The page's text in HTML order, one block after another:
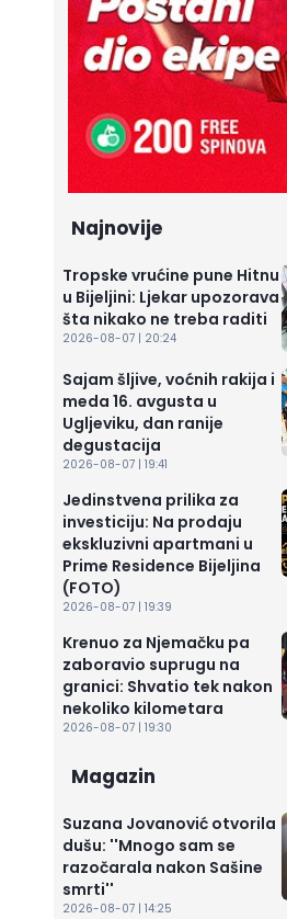
Najnovije
Tropske vrućine pune Hitnu
u Bijeljini: Ljekar upozorava
šta nikako ne treba raditi
2026-08-07 | 20:24
Sajam šljive, voćnih rakija i
meda 16. avgusta u
Ugljeviku, dan ranije
degustacija
2026-08-07 | 19:41
Jedinstvena prilika za
investiciju: Na prodaju
ekskluzivni apartmani u
Prime Residence Bijeljina
(FOTO)
2026-08-07 | 19:39
Krenuo za Njemačku pa
zaboravio suprugu na
granici: Shvatio tek nakon
nekoliko kilometara
2026-08-07 | 19:30
Magazin
Suzana Jovanović otvorila
dušu: ''Mnogo sam se
razočarala nakon Sašine
smrti''
2026-08-07 | 14:25